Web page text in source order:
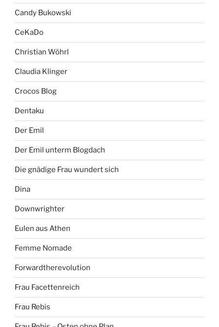
Candy Bukowski
CeKaDo
Christian Wöhrl
Claudia Klinger
Crocos Blog
Dentaku
Der Emil
Der Emil unterm Blogdach
Die gnädige Frau wundert sich
Dina
Downwrighter
Eulen aus Athen
Femme Nomade
Forwardtherevolution
Frau Facettenreich
Frau Rebis